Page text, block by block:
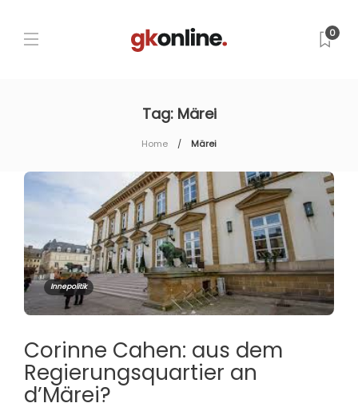
0
Tag: Märei
Home Märei
Innepolitik
Corinne Cahen: aus dem
Regierungsquartier an
d’Märei?